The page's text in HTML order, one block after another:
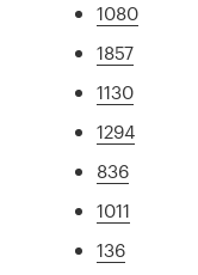
1080
1857
1130
1294
836
1011
136